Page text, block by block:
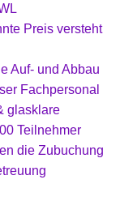
Preis versteht
Auf- und Abbau
Fachpersonal
glasklare
Teilnehmer
die Zubuchung